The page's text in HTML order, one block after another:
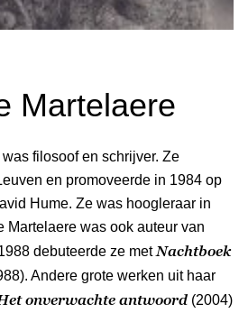
Martelaere
filosoof en schrijver. Ze
en promoveerde in 1984 op
Hume. Ze was hoogleraar in
Martelaere was ook auteur van
debuteerde ze met Nachtboek
Andere grote werken uit haar
onverwachte antwoord (2004)